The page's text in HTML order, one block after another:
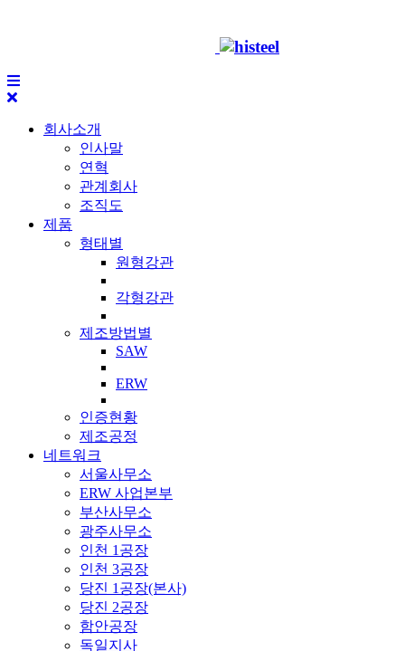
회사소개
인사말
연혁
관계회사
조직도
제품
형태별
원형강관
각형강관
제조방법별
SAW
ERW
인증현황
제조공정
네트워크
서울사무소
ERW 사업본부
부산사무소
광주사무소
인천 1공장
인천 3공장
당진 1공장(본사)
당진 2공장
함안공장
독일지사